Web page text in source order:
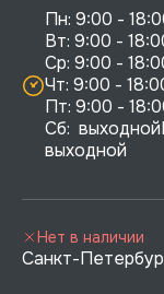
Пн: 9:00 -
Вт: 9:00 -
Ср: 9:00 -
Чт: 9:00 -
Пт: 9:00 -
Сб:
выходной
Санкт-
Нет в наличии